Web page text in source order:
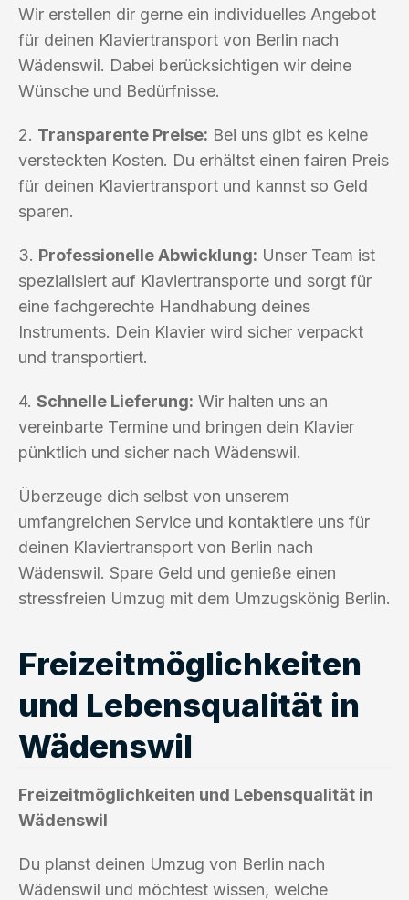
Wir erstellen dir gerne ein individuelles Angebot
für deinen Klaviertransport von Berlin nach
Wädenswil. Dabei berücksichtigen wir deine
Wünsche und Bedürfnisse.
2. Transparente Preise: Bei uns gibt es keine
versteckten Kosten. Du erhältst einen fairen Preis
für deinen Klaviertransport und kannst so Geld
sparen.
3. Professionelle Abwicklung: Unser Team ist
spezialisiert auf Klaviertransporte und sorgt für
eine fachgerechte Handhabung deines
Instruments. Dein Klavier wird sicher verpackt
und transportiert.
4. Schnelle Lieferung: Wir halten uns an
vereinbarte Termine und bringen dein Klavier
pünktlich und sicher nach Wädenswil.
Überzeuge dich selbst von unserem
umfangreichen Service und kontaktiere uns für
deinen Klaviertransport von Berlin nach
Wädenswil. Spare Geld und genieße einen
stressfreien Umzug mit dem Umzugskönig Berlin.
Freizeitmöglichkeiten
und Lebensqualität in
Wädenswil
Freizeitmöglichkeiten und Lebensqualität in
Wädenswil
Du planst deinen Umzug von Berlin nach
Wädenswil und möchtest wissen, welche